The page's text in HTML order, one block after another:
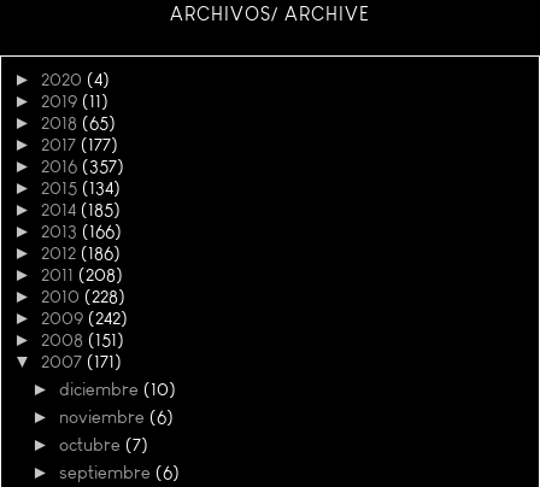
ARCHIVOS/ ARCHIVE
► 2020 (4)
► 2019 (11)
► 2018 (65)
► 2017 (177)
► 2016 (357)
► 2015 (134)
► 2014 (185)
► 2013 (166)
► 2012 (186)
► 2011 (208)
► 2010 (228)
► 2009 (242)
► 2008 (151)
▼ 2007 (171)
► diciembre (10)
► noviembre (6)
► octubre (7)
► septiembre (6)